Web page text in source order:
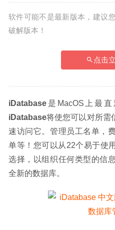
软件可能不是最新版本，建议
破解版本！
点击
iDatabase 是MacOS上最直
iDatabase将使您可以对所需
速访问它。管理员工名单，
单等！您可以从22个易于使
选择，以组织任何类型的信
全新的数据库。